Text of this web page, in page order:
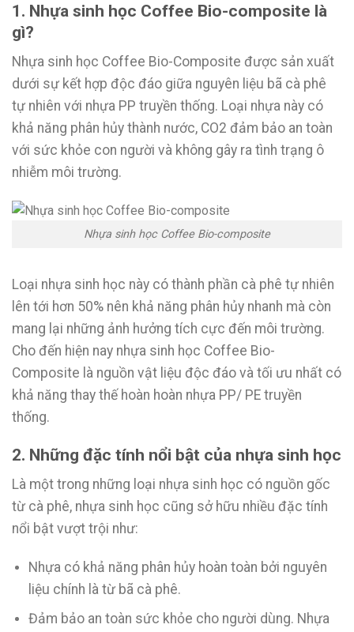
1. Nhựa sinh học Coffee Bio-composite là
gì?
Nhựa sinh học Coffee Bio-Composite được sản xuất
dưới sự kết hợp độc đáo giữa nguyên liệu bã cà phê
tự nhiên với nhựa PP truyền thống. Loại nhựa này có
khả năng phân hủy thành nước, CO2 đảm bảo an toàn
với sức khỏe con người và không gây ra tình trạng ô
nhiễm môi trường.
Nhựa sinh học Coffee Bio-composite
Loại nhựa sinh học này có thành phần cà phê tự nhiên
lên tới hơn 50% nên khả năng phân hủy nhanh mà còn
mang lại những ảnh hưởng tích cực đến môi trường.
Cho đến hiện nay nhựa sinh học Coffee Bio-
Composite là nguồn vật liệu độc đáo và tối ưu nhất có
khả năng thay thế hoàn hoàn nhựa PP/ PE truyền
thống.
2. Những đặc tính nổi bật của nhựa sinh học
Là một trong những loại nhựa sinh học có nguồn gốc
từ cà phê, nhựa sinh học cũng sở hữu nhiều đặc tính
nổi bật vượt trội như:
Nhựa có khả năng phân hủy hoàn toàn bởi nguyên
liệu chính là từ bã cà phê.
Đảm bảo an toàn sức khỏe cho người dùng. Nhựa